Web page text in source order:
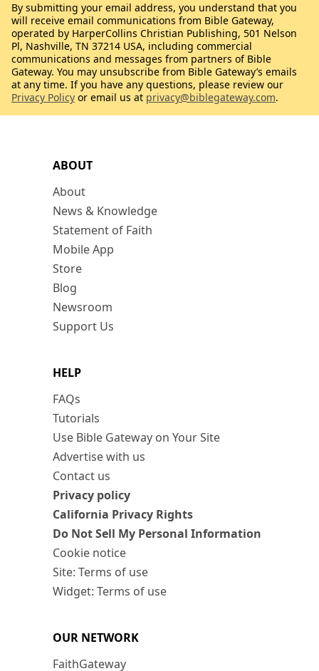
ABOUT
About
News & Knowledge
Statement of Faith
Mobile App
Store
Blog
Newsroom
Support Us
HELP
FAQs
Tutorials
Use Bible Gateway on Your Site
Advertise with us
Contact us
Privacy policy
California Privacy Rights
Do Not Sell My Personal Information
Cookie notice
Site: Terms of use
Widget: Terms of use
OUR NETWORK
FaithGateway
By submitting your email address, you understand that you
will receive email communications from Bible Gateway,
operated by HarperCollins Christian Publishing, 501 Nelson
Pl, Nashville, TN 37214 USA, including commercial
communications and messages from partners of Bible
Gateway. You may unsubscribe from Bible Gateway’s emails
at any time. If you have any questions, please review our
Privacy Policy or email us at privacy@biblegateway.com.